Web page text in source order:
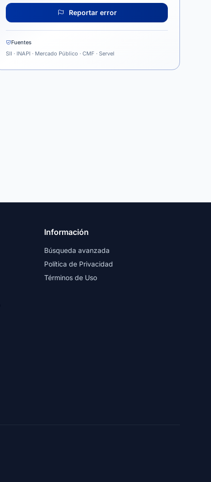
Reportar error
Fuentes
SII · INAPI · Mercado Público · CMF · Servel
Información
Búsqueda avanzada
Política de Privacidad
Términos de Uso